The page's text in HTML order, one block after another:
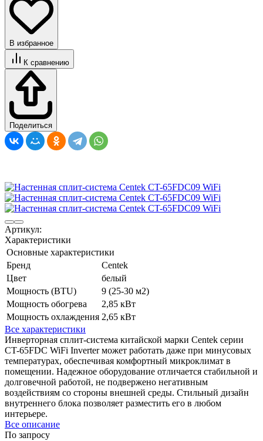
В избранное
К сравнению
Поделиться
Артикул:
Характеристики
Основные характеристики
Бренд
Centek
Цвет
белый
Мощность (BTU)
9 (25-30 м2)
Мощность обогрева
2,85 кВт
Мощность охлаждения 2,65 кВт
Все характеристики
Инверторная сплит-система китайской марки Centek серии
CT-65FDC WiFi Inverter может работать даже при минусовых
температурах, обеспечивая комфортный микроклимат в
помещении. Надежное оборудование отличается стабильной и
долговечной работой, не подвержено негативным
воздействиям со стороны внешней среды. Стильный дизайн
внутреннего блока позволяет разместить его в любом
интерьере.
Все описание
По запросу